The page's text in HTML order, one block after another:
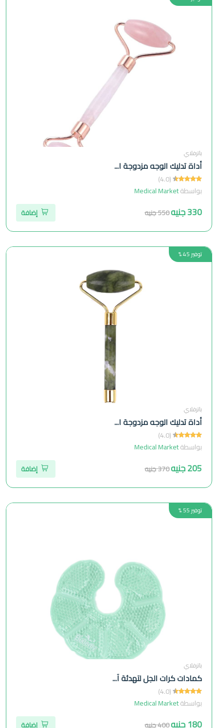
باترفلاي
أداة تدليك الوجه مزدوجة ا...
(4.0)
بواسطةMedical Market
330 جنيه 550 جنيه إضافة
توفير 45 %
باترفلاي
أداة تدليك الوجه مزدوجة ا...
(4.0)
بواسطةMedical Market
205 جنيه 370 جنيه إضافة
توفير 55 %
باترفلاي
كمادات كرات الجل لتهدئة آ...
(4.0)
بواسطةMedical Market
180 جنيه 400 جنيه إضافة